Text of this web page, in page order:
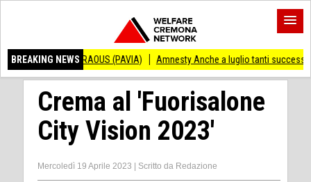
BREAKING NEWS
(PAVIA) Amnesty Anche a luglio tanti successi ed ingiustizie
Crema al 'Fuorisalone
City Vision 2023'
Mercoledì 19 Aprile 2023 Scritto da Redazione